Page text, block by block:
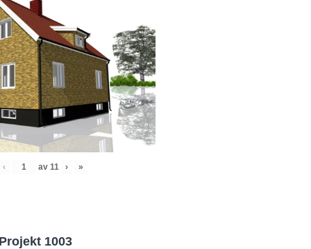
‹ av 11 › »
1003